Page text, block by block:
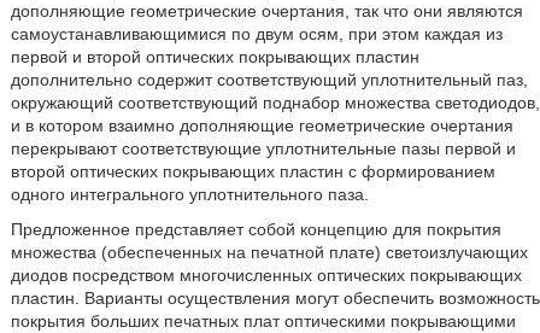
дополняющие геометрические очертания, так что они являются
самоустанавливающимися по двум осям, при этом каждая из
первой и второй оптических покрывающих пластин
дополнительно содержит соответствующий уплотнительный паз,
окружающий соответствующий поднабор множества светодиодов,
и в котором взаимно дополняющие геометрические очертания
перекрывают соответствующие уплотнительные пазы первой и
второй оптических покрывающих пластин с формированием
одного интегрального уплотнительного паза.
Предложенное представляет собой концепцию для покрытия
множества (обеспеченных на печатной плате) светоизлучающих
диодов посредством многочисленных оптических покрывающих
пластин. Варианты осуществления могут обеспечить возможность
покрытия больших печатных плат оптическими покрывающими